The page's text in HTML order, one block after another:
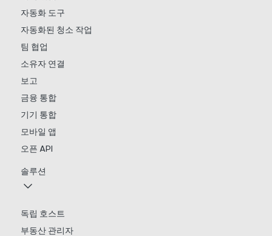
자동화 도구
자동화된 청소 작업
팀 협업
소유자 연결
보고
금융 통합
기기 통합
모바일 앱
오픈 API
솔루션
독립 호스트
부동산 관리자